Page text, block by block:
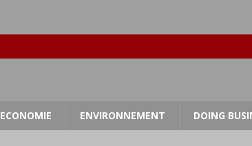
ECONOMIE ENVIRONNEMENT DOING